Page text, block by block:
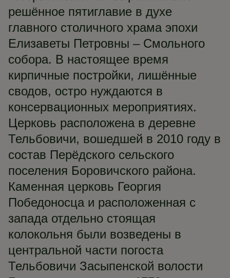
решённое пятиглавие в духе
главного столичного храма эпохи
Елизаветы Петровны – Смольного
собора. В настоящее время
кирпичные постройки, лишённые
сводов, остро нуждаются в
консервационных мероприятиях.
Церковь расположена в деревне
Тельбовичи, вошедшей в 2010 году в
состав Перёдского сельского
поселения Боровичского района.
Каменная церковь Георгия
Победоносца и расположенная с
запада отдельно стоящая
колокольня были возведены в
центральной части погоста
Тельбовичи Засыпенской волости